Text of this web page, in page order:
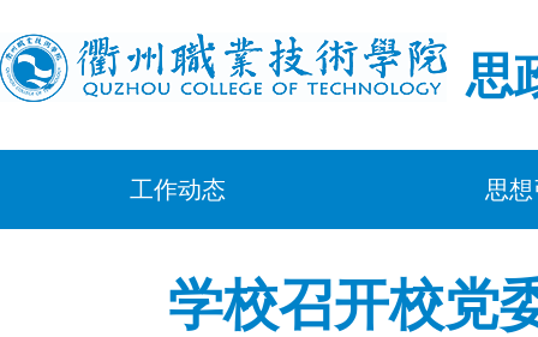
思
工作动态 思
学校召开校党